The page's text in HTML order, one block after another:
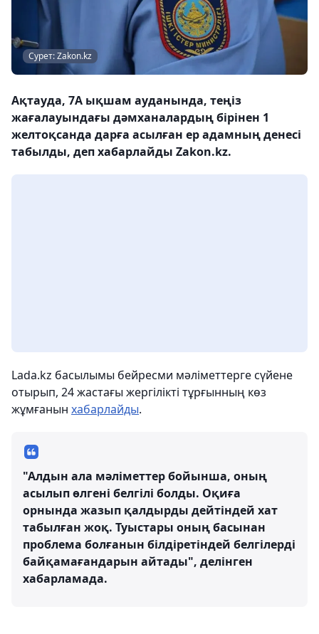
Сурет: Zakon.kz
Ақтауда, 7А ықшам ауданында, теңіз
жағалауындағы дәмханалардың бірінен 1
желтоқсанда дарға асылған ер адамның денесі
табылды, деп хабарлайды Zakon.kz.
Lada.kz басылымы бейресми мәліметтерге сүйене
отырып, 24 жастағы жергілікті тұрғынның көз
жұмғанын хабарлайды.
"Алдын ала мәліметтер бойынша, оның
асылып өлгені белгілі болды. Оқиға
орнында жазып қалдырды дейтіндей хат
табылған жоқ. Туыстары оның басынан
проблема болғанын білдіретіндей белгілерді
байқамағандарын айтады", делінген
хабарламада.